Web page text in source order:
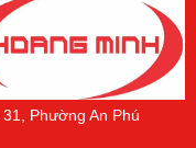
Phường An Phú